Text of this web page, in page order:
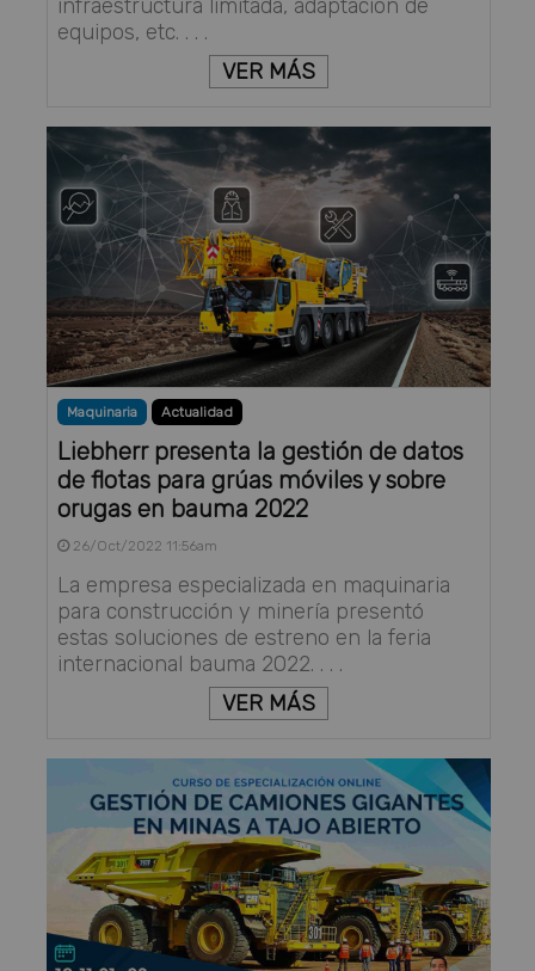
infraestructura limitada, adaptación de
equipos, etc. . . .
VER MÁS
Maquinaria Actualidad
Liebherr presenta la gestión de datos
de flotas para grúas móviles y sobre
orugas en bauma 2022
26/Oct/2022 11:56am
La empresa especializada en maquinaria
para construcción y minería presentó
estas soluciones de estreno en la feria
internacional bauma 2022. . . .
VER MÁS